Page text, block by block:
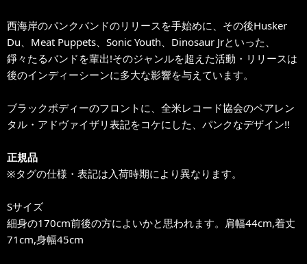
西海岸のパンクバンドのリリースを手始めに、その後Husker
Du、Meat Puppets、Sonic Youth、Dinosaur Jrといった、
錚々たるバンドを輩出!そのジャンルを超えた活動・リリースは
後のインディーシーンに多大な影響を与えています。
ブラックボディーのフロントに、全米レコード協会のペアレン
タル・アドヴァイザリ表記をコケにした、パンクなデザイン!!
正規品
※タグの仕様・表記は入荷時期により異なります。
Sサイズ
細身の170cm前後の方によいかと思われます。肩幅44cm,着丈
71cm,身幅45cm